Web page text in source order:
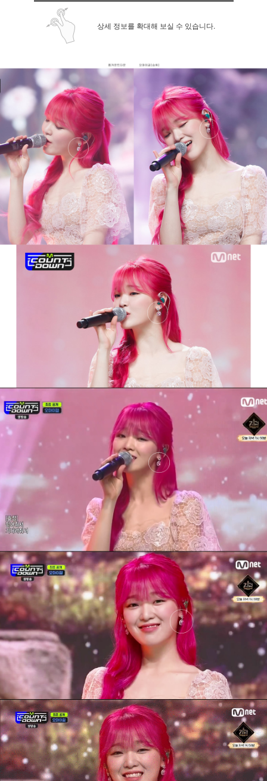
상세 정보를 확대해 보실 수 있습니다.